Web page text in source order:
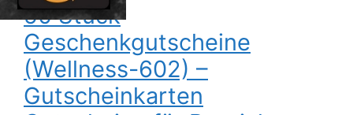
50 Stück
Geschenkgutscheine
(Wellness-602) –
Gutscheinkarten